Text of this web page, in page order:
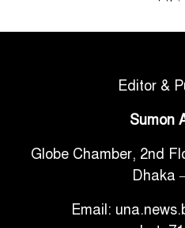
বলছে
Editor &
Sumon
Globe Chamber, 2nd
Dhaka
Email: